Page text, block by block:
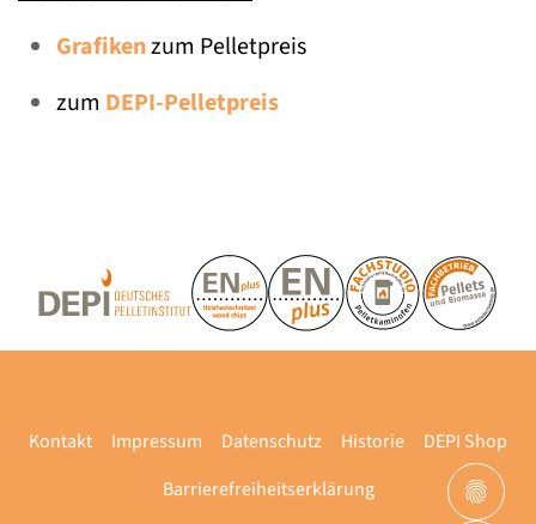
Grafikenzum Pelletpreis
zum DEPI-Pelletpreis
Kontakt Impressum Datenschutz Historie
DEPI Shop
Barrierefreiheitserklärung